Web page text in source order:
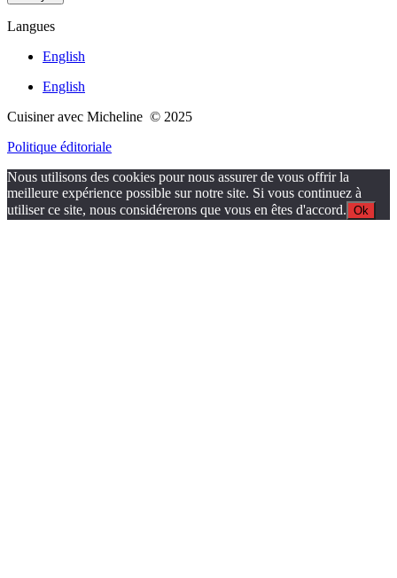
Langues
English
English
Cuisiner avec Micheline © 2025
Politique éditoriale
Nous utilisons des cookies pour nous assurer de vous offrir la
meilleure expérience possible sur notre site. Si vous continuez à
utiliser ce site, nous considérerons que vous en êtes d'accord. Ok